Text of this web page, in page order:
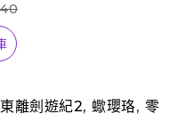
東離劍遊紀2,蠍瓔珞, 零